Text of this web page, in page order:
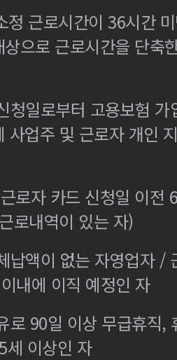
정 근로시간이 36시간
으로 근로시간을 단축
청일로부터 고용보험
사업주 및 근로자 개인
로자 카드 신청일 이전
로내역이 있는 자)
납액이 없는 자영업자 /
내에 이직 예정인 자
로 90일 이상 무급휴직,
세 이상인 자